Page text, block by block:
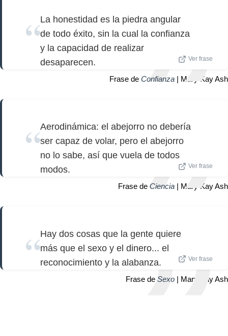
La honestidad es la piedra angular
de todo éxito, sin la cual la confianza
y la capacidad de realizar
desaparecen.
Ver frase
Frase de Confianza | Mary Kay Ash
Aerodinámica: el abejorro no debería
ser capaz de volar, pero el abejorro
no lo sabe, así que vuela de todos
modos.
Ver frase
Frase de Ciencia | Mary Kay Ash
Hay dos cosas que la gente quiere
más que el sexo y el dinero... el
reconocimiento y la alabanza.
Ver frase
Frase de Sexo | Mary Kay Ash